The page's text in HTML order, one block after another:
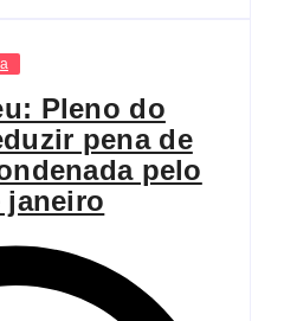
Pleno do
pena de
pelo
janeiro